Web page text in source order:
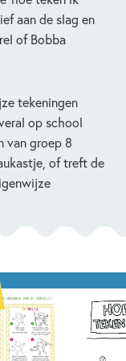
aan de slag en
of Bobba
tekeningen
op school
van groep 8
of treft de